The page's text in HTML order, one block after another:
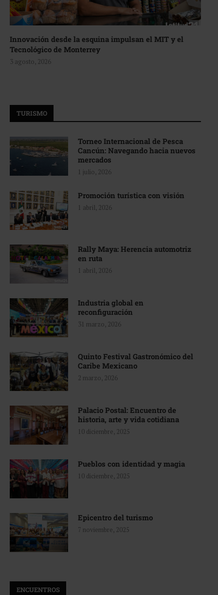
Innovación desde la esquina impulsan el MIT y el
Tecnológico de Monterrey
3 agosto, 2026
TURISMO
Torneo Internacional de Pesca
Cancún: Navegando hacia nuevos
mercados
1 julio, 2026
Promoción turística con visión
1 abril, 2026
Rally Maya: Herencia automotriz
en ruta
1 abril, 2026
Industria global en
reconfiguración
31 marzo, 2026
Quinto Festival Gastronómico del
Caribe Mexicano
2 marzo, 2026
Palacio Postal: Encuentro de
historia, arte y vida cotidiana
10 diciembre, 2025
Pueblos con identidad y magia
10 diciembre, 2025
Epicentro del turismo
7 noviembre, 2025
ENCUENTROS